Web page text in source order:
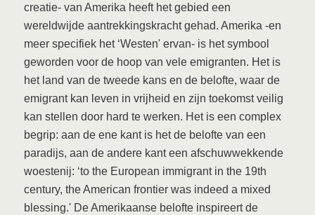
creatie- van Amerika heeft het gebied een
wereldwijde aantrekkingskracht gehad. Amerika -en
meer specifiek het ‘Westen' ervan- is het symbool
geworden voor de hoop van vele emigranten. Het is
het land van de tweede kans en de belofte, waar de
emigrant kan leven in vrijheid en zijn toekomst veilig
kan stellen door hard te werken. Het is een complex
begrip: aan de ene kant is het de belofte van een
paradijs, aan de andere kant een afschuwwekkende
woestenij: ‘to the European immigrant in the 19th
century, the American frontier was indeed a mixed
blessing.' De Amerikaanse belofte inspireert de